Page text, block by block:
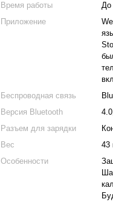
Время работы
До
Приложение
Беспроводная связь
Версия Bluetooth
Разъем для зарядки
Вес
43
Особенности